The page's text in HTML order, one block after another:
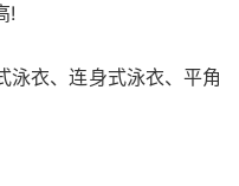
!
泳衣、连身式泳衣、平角